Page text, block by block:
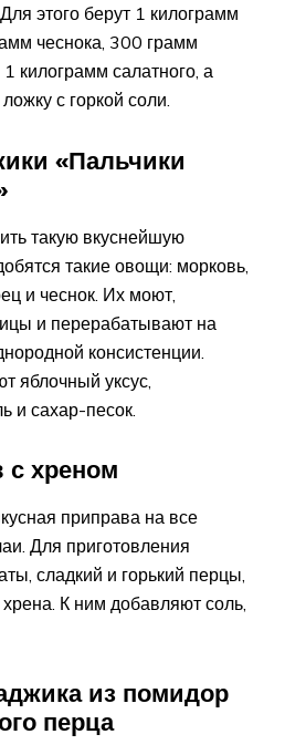
этого берут 1 килограмм
чеснока, 300 грамм
килограмм салатного, а
с горкой соли.
«Пальчики
такую вкуснейшую
такие овощи: морковь,
и чеснок. Их моют,
и перерабатывают на
консистенции.
яблочный уксус,
и сахар-песок.
с хреном
приправа на все
Для приготовления
сладкий и горький перцы,
хрена. К ним добавляют соль,
из помидор
перца